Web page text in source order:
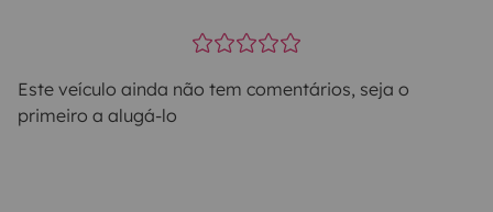
Este veículo ainda não tem comentários, seja o
primeiro a alugá-lo